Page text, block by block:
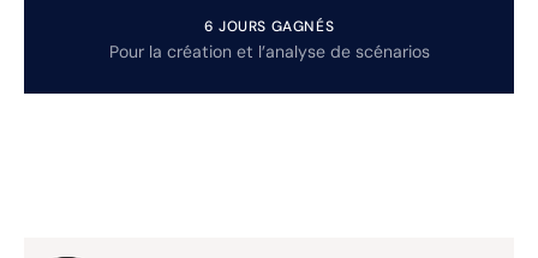
6 JOURS GAGNÉS
Pour la création et l’analyse de scénarios